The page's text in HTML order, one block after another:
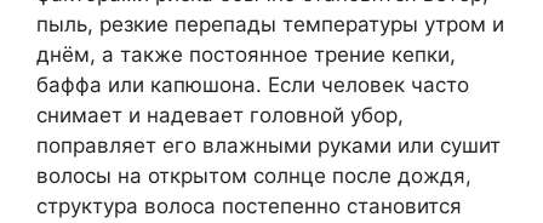
пыль, резкие перепады температуры утром и
днём, а также постоянное трение кепки,
баффа или капюшона. Если человек часто
снимает и надевает головной убор,
поправляет его влажными руками или сушит
волосы на открытом солнце после дождя,
структура волоса постепенно становится